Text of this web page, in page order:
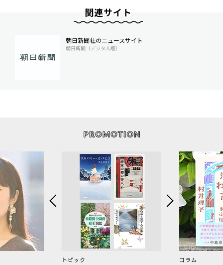
関連サイト
朝日新聞社のニュースサイト
朝日新聞（デジタル版）
トピック コラム